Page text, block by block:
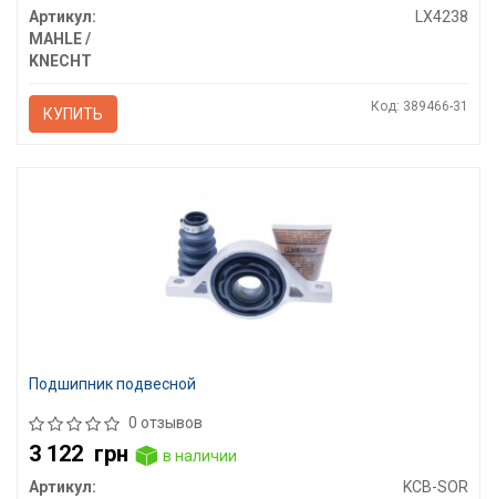
Артикул:
LX4238
MAHLE /
KNECHT
КУПИТЬ Код: 389466-31
Подшипник подвесной
0 отзывов
3 122 грн
в наличии
Артикул:
KCB-SOR